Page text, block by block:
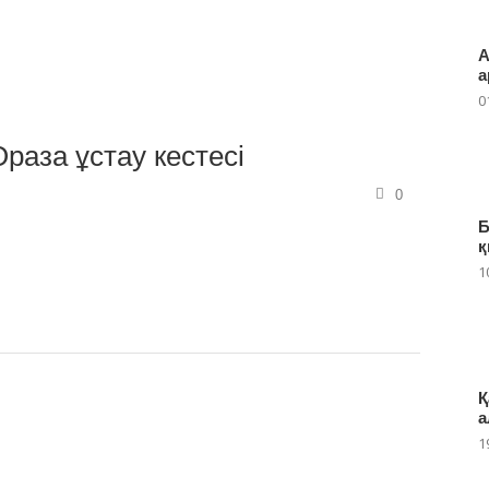
ұстау кестесі
0